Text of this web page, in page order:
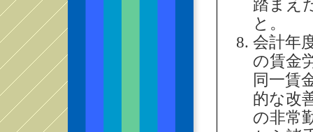
踏まえ
と。
会計年
の賃金
同一賃
的な改
の非常